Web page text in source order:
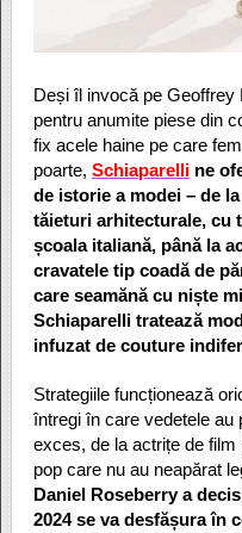
Deși îl invocă pe
pentru anumite piese din
fix acele haine pe care
poarte, Schiaparelline
de istorie a modei – de
tăieturi arhitecturale, cu
școala italiană, până la
cravatele tip coadă de
care seamănă cu niște
Schiaparelli tratează
infuzat de couture
Strategiile funcționează
întregi în care vedetele au
exces, de la actrițe de film
pop care nu au neapărat
Daniel Roseberry a
2024 se va desfășura în